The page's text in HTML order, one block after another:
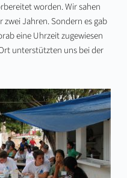
worden. Wir sahen
Jahren. Sondern es gab
eine Uhrzeit zugewiesen
unterstützten uns bei der